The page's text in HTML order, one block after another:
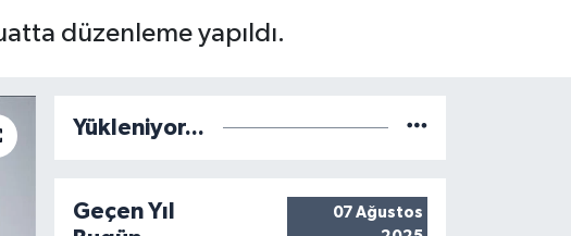
düzenleme yapıldı.
Yükleniyor...
Geçen Yıl
07 Ağustos